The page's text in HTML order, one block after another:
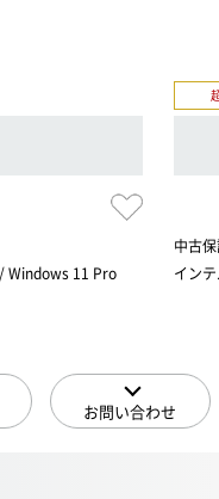
Windows 11 Pro
中古
イン
お問い合わせ